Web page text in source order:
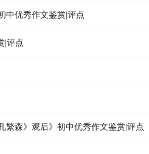
中优秀作文鉴赏|评点
|评点
森》观后》初中优秀作文鉴赏|评点